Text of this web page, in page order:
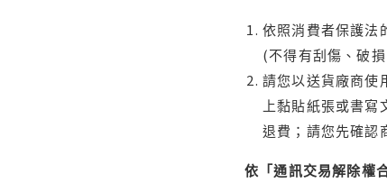
依照消費者保護法
(不得有刮傷、破
請您以送貨廠商使
上黏貼紙張或書
退費；請您先確認
依「通訊交易解除權